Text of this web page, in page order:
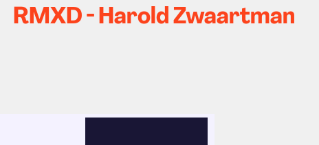
RMXD - Harold Zwaartman